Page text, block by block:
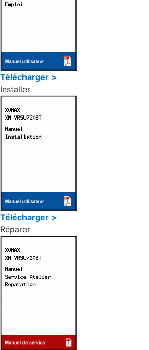
Télécharger >
Installer
Télécharger >
Réparer